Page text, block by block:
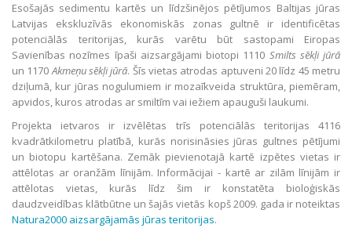
Esošajās sedimentu kartēs un līdzšinējos pētījumos Baltijas jūras
Latvijas ekskluzīvās ekonomiskās zonas gultnē ir identificētas
potenciālās teritorijas, kurās varētu būt sastopami Eiropas
Savienības nozīmes īpaši aizsargājami biotopi 1110 Smilts sēkļi jūrā
un 1170Akmeņu sēkļi jūrā. Šīs vietas atrodas aptuveni 20 līdz 45 metru
dziļumā, kur jūras nogulumiem ir mozaīkveida struktūra, piemēram,
apvidos, kuros atrodas ar smiltīm vai iežiem apauguši laukumi.
Projekta ietvaros ir izvēlētas trīs potenciālās teritorijas 4116
kvadrātkilometru platībā, kurās norisināsies jūras gultnes pētījumi
un biotopu kartēšana. Zemāk pievienotajā kartē izpētes vietas ir
attēlotas ar oranžām līnijām. Informācijai - kartē ar zilām līnijām ir
attēlotas vietas, kurās līdz šim ir konstatēta bioloģiskās
daudzveidības klātbūtne un šajās vietās kopš 2009. gada ir noteiktas
Natura2000 aizsargājamās jūras teritorijas.